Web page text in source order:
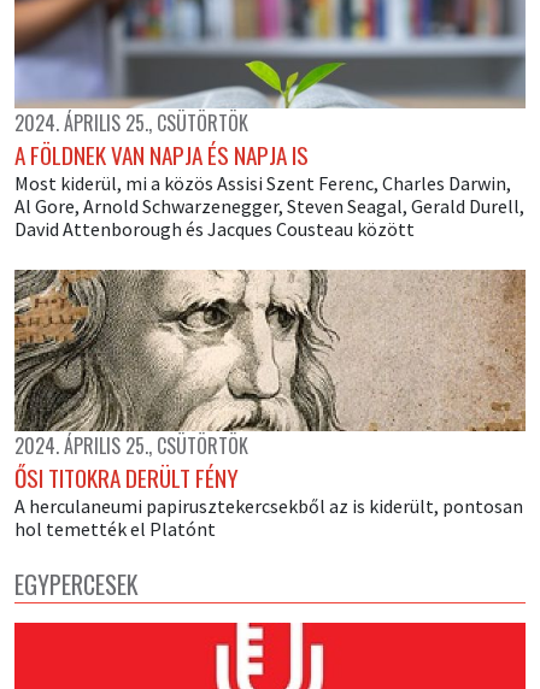
2024. ÁPRILIS 25., CSÜTÖRTÖK
A FÖLDNEK VAN NAPJA ÉS NAPJA IS
Most kiderül, mi a közös Assisi Szent Ferenc, Charles Darwin,
Al Gore, Arnold Schwarzenegger, Steven Seagal, Gerald Durell,
David Attenborough és Jacques Cousteau között
2024. ÁPRILIS 25., CSÜTÖRTÖK
ŐSI TITOKRA DERÜLT FÉNY
A herculaneumi papirusztekercsekből az is kiderült, pontosan
hol temették el Platónt
EGYPERCESEK